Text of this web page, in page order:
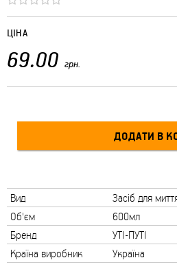
ЦІНА
69.00 грн.
Вид
Засіб для
Об'єм
600мл
Бренд
УТІ-ПУТІ
Країна виробник
Україна